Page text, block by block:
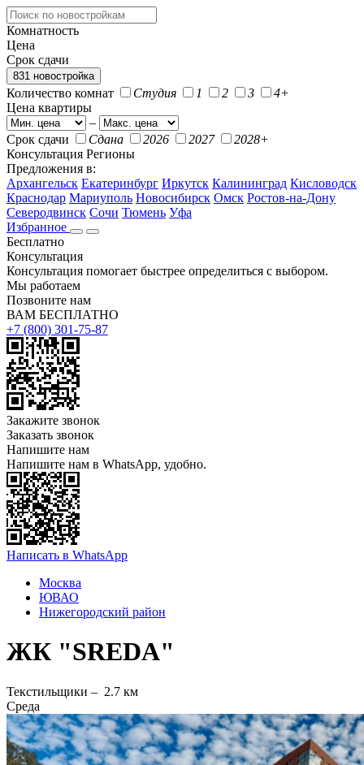
Комнатность
Цена
Срок сдачи
831 новостройка
Количество комнат Студия 1 2 3
4+
Цена квартиры
–
Срок сдачи
Сдана 2026 2027
2028+
Консультация Регионы
Предложения в:
Архангельск Екатеринбург Иркутск Калининград Кисловодск
Краснодар Мариуполь Новосибирск Омск Ростов-на-Дону
Северодвинск Сочи Тюмень Уфа
Избранное
Бесплатно
Консультация
Консультация помогает быстрее определиться с выбором.
Мы работаем
Позвоните нам
ВАМ БЕСПЛАТНО
+7 (800) 301-75-87
Закажите звонок
Заказать звонок
Напишите нам
Напишите нам в WhatsApp, удобно.
Написать в WhatsApp
Москва
ЮВАО
Нижегородский район
ЖК "SREDA"
Текстильщики – 2.7 км
Среда